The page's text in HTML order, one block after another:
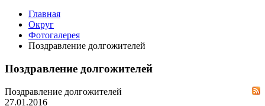
Главная
Округ
Фотогалерея
Поздравление долгожителей
Поздравление долгожителей
Поздравление долгожителей
27.01.2016